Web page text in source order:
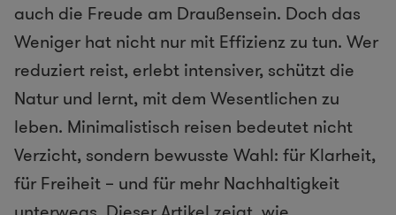
auch die Freude am Draußensein. Doch das
Weniger hat nicht nur mit Effizienz zu tun. Wer
reduziert reist, erlebt intensiver, schützt die
Natur und lernt, mit dem Wesentlichen zu
leben. Minimalistisch reisen bedeutet nicht
Verzicht, sondern bewusste Wahl: für Klarheit,
für Freiheit – und für mehr Nachhaltigkeit